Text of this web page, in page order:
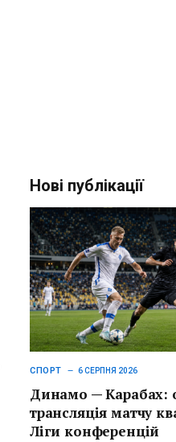
Нові публікації
СПОРТ 6 СЕРПНЯ 2026
Динамо — Карабах:
трансляція матчу
Ліги конференцій